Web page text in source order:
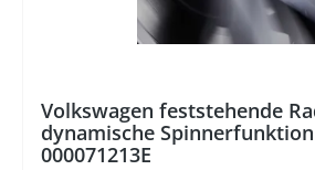
Volkswagen feststehende
dynamische Spinnerfunktion
000071213E